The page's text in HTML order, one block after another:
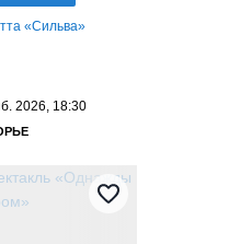
«Сильва»
2026, 18:30